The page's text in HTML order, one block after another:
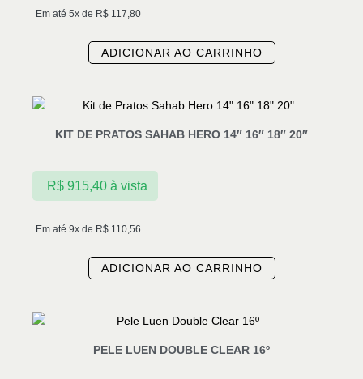
Em até 5x de R$ 117,80
ADICIONAR AO CARRINHO
KIT DE PRATOS SAHAB HERO 14″ 16″ 18″ 20″
Em até 9x de R$ 110,56
R$915,40 à vista
ADICIONAR AO CARRINHO
PELE LUEN DOUBLE CLEAR 16º